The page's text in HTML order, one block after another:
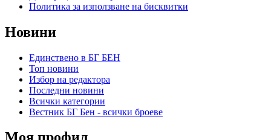
Политика за използване на бисквитки
Новини
Единствено в БГ БЕН
Топ новини
Избор на редактора
Последни новини
Всички категории
Вестник БГ Бен - всички броеве